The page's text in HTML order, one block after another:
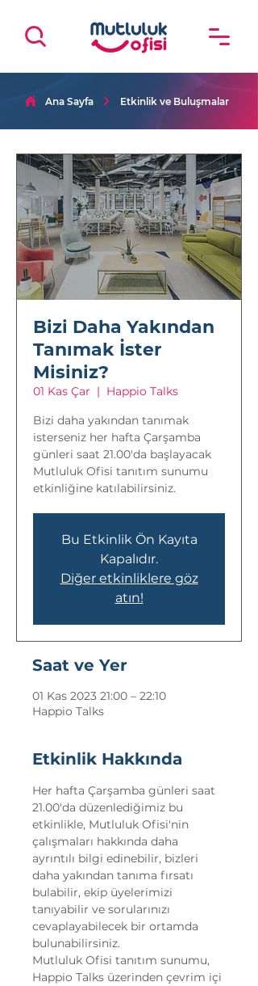
Ana Sayfa Etkinlik ve Buluşmalar
Bizi Daha Yakından
Tanımak İster
Misiniz?
01 Kas Çar
  |
Happio Talks
Bizi daha yakından tanımak
isterseniz her hafta Çarşamba
günleri saat 21.00'da başlayacak
Mutluluk Ofisi tanıtım sunumu
etkinliğine katılabilirsiniz.
Bu Etkinlik Ön Kayıta
Kapalıdır.
Diğer etkinliklere göz
atın!
Saat ve Yer
01 Kas 2023 21:00 – 22:10
Happio Talks
Etkinlik Hakkında
Her hafta Çarşamba günleri saat
21.00'da düzenlediğimiz bu
etkinlikle, Mutluluk Ofisi'nin
çalışmaları hakkında daha
ayrıntılı bilgi edinebilir, bizleri
daha yakından tanıma fırsatı
bulabilir, ekip üyelerimizi
tanıyabilir ve sorularınızı
cevaplayabilecek bir ortamda
bulunabilirsiniz.
Mutluluk Ofisi tanıtım sunumu,
Happio Talks üzerinden çevrim içi